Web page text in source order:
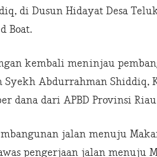
di Dusun Hidayat Desa
Boat.
kembali meninjau
Syekh Abdurrahman Shiddiq,
dana dari APBD Provinsi
jalan menuju
pengerjaan jalan menuju